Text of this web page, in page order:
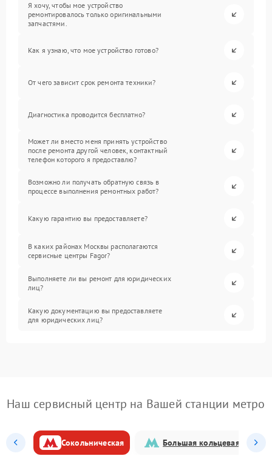
Я хочу, чтобы мое устройство
ремонтировалось только оригинальными
запчастями.
Как я узнаю, что мое устройство готово?
От чего зависит срок ремонта техники?
Диагностика проводится бесплатно?
Может ли вместо меня принять устройство
после ремонта другой человек, контактный
телефон которого я предоставлю?
Возможно ли получать обратную связь в
процессе выполнения ремонтных работ?
Какую гарантию вы предоставляете?
В каких районах Москвы располагаются
сервисные центры Fagor?
Выполняете ли вы ремонт для юридических
лиц?
Какую документацию вы предоставляете
для юридических лиц?
Наш сервисный центр на Вашей станции метро
Сокольническая Большая кольцевая